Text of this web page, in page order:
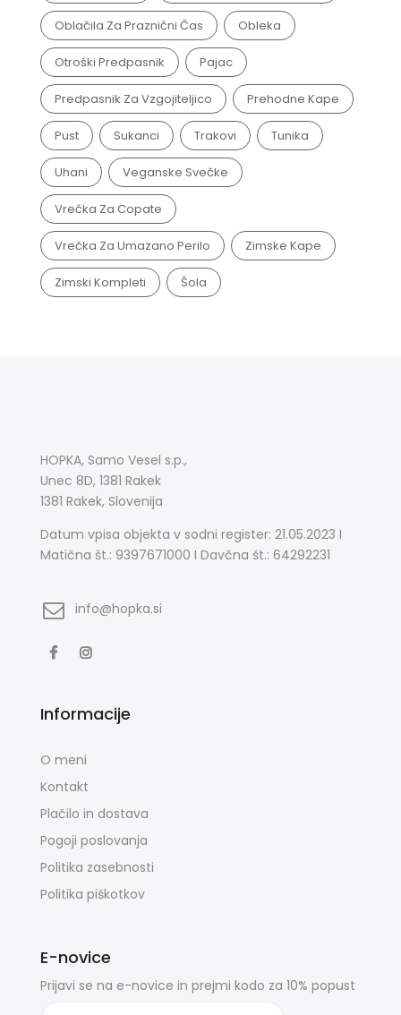
Oblačila Za Praznični Čas Obleka
Otroški Predpasnik Pajac
Predpasnik Za Vzgojiteljico Prehodne Kape
Pust Sukanci Trakovi Tunika
Uhani Veganske Svečke
Vrečka Za Copate
Vrečka Za Umazano Perilo Zimske Kape
Zimski Kompleti Šola
HOPKA, Samo Vesel s.p.,
Unec 8D, 1381 Rakek
1381 Rakek, Slovenija
Datum vpisa objekta v sodni register: 21.05.2023 I
Matična št.: 9397671000 I Davčna št.: 64292231
info@hopka.si
Informacije
O meni
Kontakt
Plačilo in dostava
Pogoji poslovanja
Politika zasebnosti
Politika piškotkov
E-novice
Prijavi se na e-novice in prejmi kodo za 10% popust